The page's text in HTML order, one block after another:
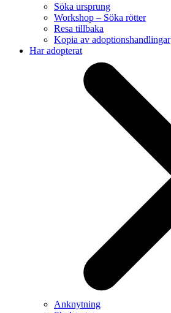
Söka ursprung
Workshop – Söka rötter
Resa tillbaka
Kopia av adoptionshandlingar
Har adopterat
Anknytning